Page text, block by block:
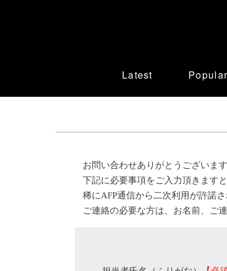
Latest Popular
お問い合わせありがとうございます
下記に必要事項をご入力頂きます
稀にAFP通信から二次利用が許諾
ご連絡の必要な方は、お名前、ご